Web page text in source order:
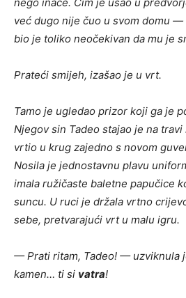
već dugo nije čuo u svom domu —
bio je toliko neočekivan da mu je
Prateći smijeh, izašao je u vrt.
Tamo je ugledao prizor koji ga je
Njegov sin Tadeo stajao je na
vrtio u krug zajedno s novom
Nosila je jednostavnu plavu
imala ružičaste baletne papučice
suncu. U ruci je držala vrtno
sebe, pretvarajući vrt u malu igru.
— Prati ritam, Tadeo! — uzviknula
kamen… ti si vatra!